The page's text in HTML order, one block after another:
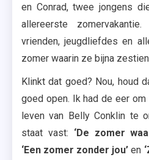
en Conrad, twee jongens
allereerste
vrienden, jeugdliefdes en
zomer waarin ze bijna
Klinkt dat goed? Nou, houd
goed open. Ik had de eer
leven van Belly Conklin te
staat vast: ‘De zomer
‘Een zomer zonder jou’ en